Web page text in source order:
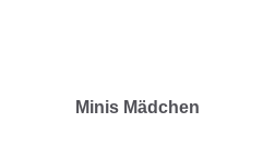
Minis Mädchen